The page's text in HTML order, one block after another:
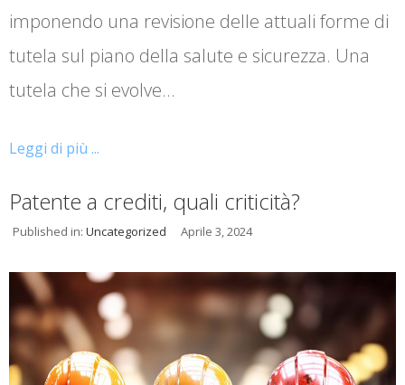
imponendo una revisione delle attuali forme di
tutela sul piano della salute e sicurezza. Una
tutela che si evolve…
Leggi di più ...
Patente a crediti, quali criticità?
Published in: Uncategorized Aprile 3, 2024